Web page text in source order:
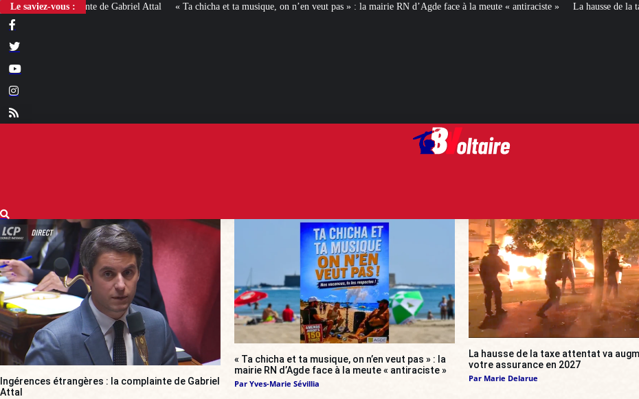
Le saviez-vous :« Ta chicha et ta musique, on n’en veut pas » : la mairie RN d’Agde face à la meute « antiraciste » La hausse de la taxe attentat va augmenter votre
Ingérences étrangères : la complainte de Gabriel
Attal
« Ta chicha et ta musique, on n’en veut pas » : la
mairie RN d’Agde face à la meute « antiraciste »
Par Yves-Marie Sévillia
La hausse de la taxe attentat va
votre assurance en 2027
Par Marie Delarue